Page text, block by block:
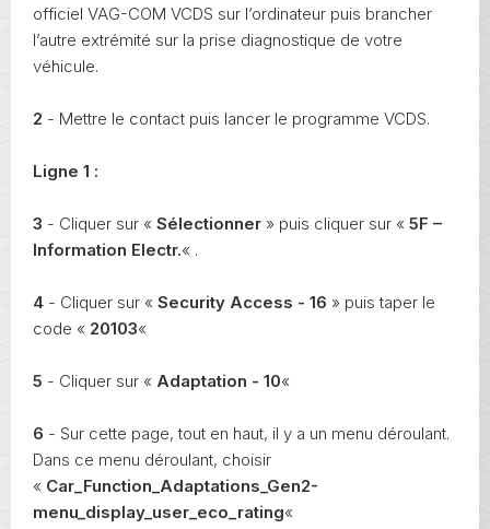
officiel VAG-COM VCDS sur l’ordinateur puis brancher
l’autre extrémité sur la prise diagnostique de votre
véhicule.
2 - Mettre le contact puis lancer le programme VCDS.
Ligne 1 :
3 - Cliquer sur « Sélectionner » puis cliquer sur « 5F –
Information Electr.« .
4 - Cliquer sur « Security Access - 16 » puis taper le
code « 20103«
5 - Cliquer sur « Adaptation - 10«
6 - Sur cette page, tout en haut, il y a un menu déroulant.
Dans ce menu déroulant, choisir
« Car_Function_Adaptations_Gen2-
menu_display_user_eco_rating«